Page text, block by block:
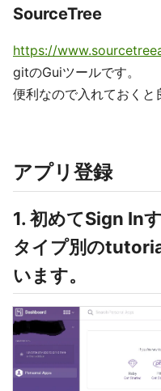
SourceTree
https://
gitのGuiツールです。
便利なので入れておくと
アプリ登録
1. 初めてSign In
タイプ別の
います。